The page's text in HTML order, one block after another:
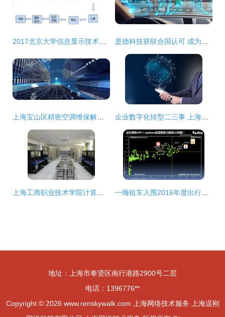
地址：上海市奉贤区南行港路2900号二层
电话：1396776**
Copyright © 2026 www.renskywalk.com 上海网络技术服务
上海逞刚